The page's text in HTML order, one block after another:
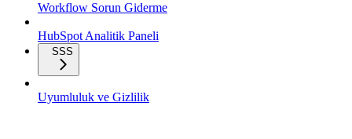
Workflow Sorun Giderme
HubSpot Analitik Paneli
SSS
Uyumluluk ve Gizlilik